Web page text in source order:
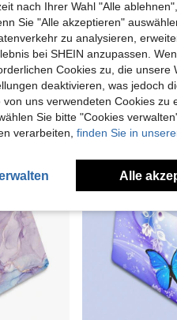
SDYIGOE 2 Stück matte, satinierte Trackpad Schutzfolien, kompatibel mit Neo 2026 geeignet für MacBook Neo 13 Zoll (A18 Pro Chip, Modell A3404) Touchpad Zubehör
24 übrig
nach Ihrer Wahl "Alle
Sie "Alle akzeptieren"
zu analysieren,
bei SHEIN anzupassen.
Cookies zu, die
deaktivieren, was jedoch
von uns verwendeten Cookies
Sie bitte "Cookies
verarbeiten, finden Sie in
Alle